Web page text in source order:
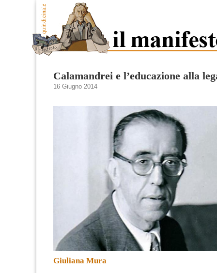
Calamandrei e l’educazione alla
16 Giugno 2014
Giuliana Mura